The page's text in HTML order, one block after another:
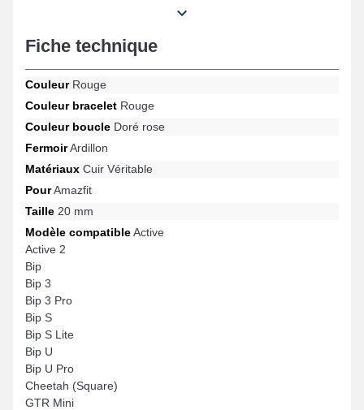
Fiche technique
CouleurRouge
Couleur bracelet Rouge
Couleur boucle Doré rose
FermoirArdillon
Matériaux Cuir Véritable
PourAmazfit
Taille 20 mm
Modèle compatibleActive
Active 2
Bip
Bip 3
Bip 3 Pro
Bip S
Bip S Lite
Bip U
Bip U Pro
Cheetah (Square)
GTR Mini